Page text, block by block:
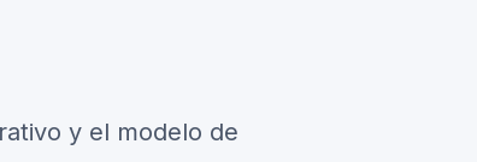
y el modelo de